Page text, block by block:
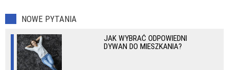
NOWE PYTANIA
JAK WYBRAĆ ODPOWIEDNI
DYWAN DO MIESZKANIA?